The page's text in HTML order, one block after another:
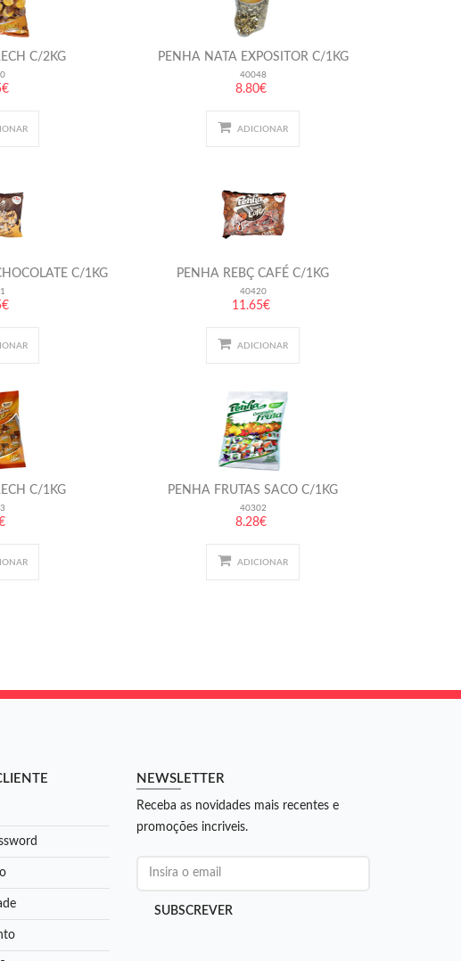
C/2KG PENHA NATA EXPOSITOR C/1KG
40048
8.80€
ADICIONAR
C/1KG PENHA REBÇ CAFÉ C/1KG
40420
11.65€
ADICIONAR
C/1KG PENHA FRUTAS SACO C/1KG
40302
8.28€
ADICIONAR
NEWSLETTER
Receba as novidades mais recentes e
promoções incriveis.
SUBSCREVER